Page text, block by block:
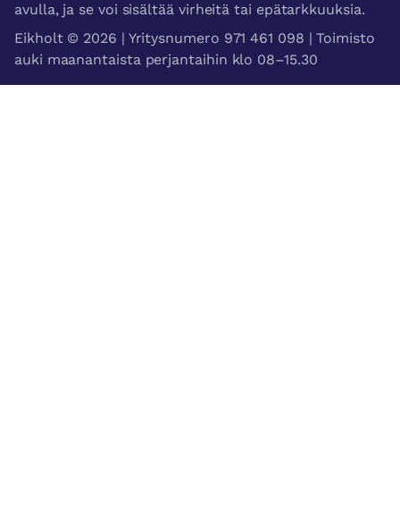
avulla, ja se voi sisältää virheitä tai epätarkkuuksia.
Eikholt © 2026 | Yritysnumero 971 461 098 | Toimisto
auki maanantaista perjantaihin klo 08–15.30